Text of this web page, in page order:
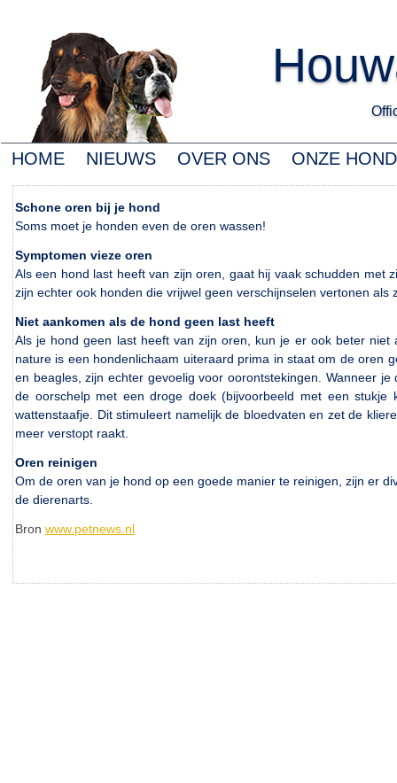
HOME NIEUWS OVER ONS ONZE
Schone oren bij je hond
Soms moet je honden even de oren wassen!
Symptomen vieze oren
Als een hond last heeft van zijn oren, gaat hij vaak schudden
zijn echter ook honden die vrijwel geen verschijnselen vertonen als
Niet aankomen als de hond geen last heeft
Als je hond geen last heeft van zijn oren, kun je er ook beter
nature is een hondenlichaam uiteraard prima in staat om de oren
en beagles, zijn echter gevoelig voor oorontstekingen. Wanneer
de oorschelp met een droge doek (bijvoorbeeld met een
wattenstaafje. Dit stimuleert namelijk de bloedvaten en zet de
meer verstopt raakt.
Oren reinigen
Om de oren van je hond op een goede manier te reinigen, zijn er
de dierenarts.
Bron www.petnews.nl